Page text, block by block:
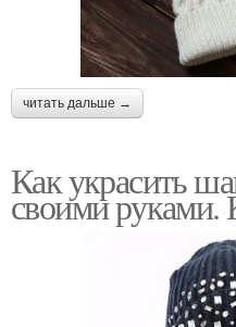
читать дальше →
Как украсить
своими руками.